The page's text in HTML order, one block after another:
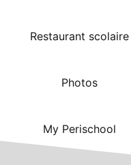
Restaurant scolaire
Photos
My Perischool